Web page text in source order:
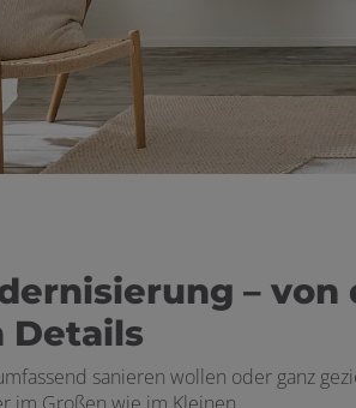
–
Details
sanieren wollen oder ganz